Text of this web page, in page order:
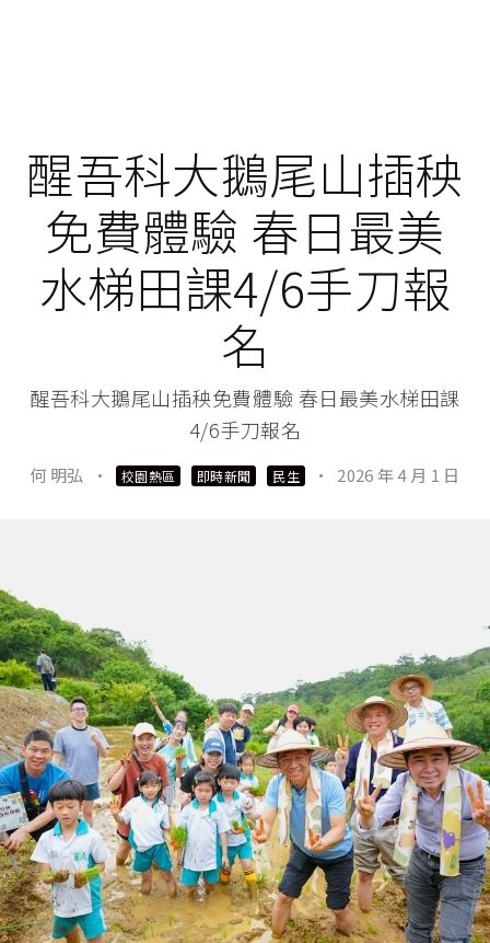
醒吾科大鵝尾山插秧
免費體驗 春日最美
水梯田課4/6手刀報
名
醒吾科大鵝尾山插秧免費體驗 春日最美水梯田課
4/6手刀報名
何 明弘 · 校園熱區 即時新聞 民生 · 2026 年 4 月 1 日